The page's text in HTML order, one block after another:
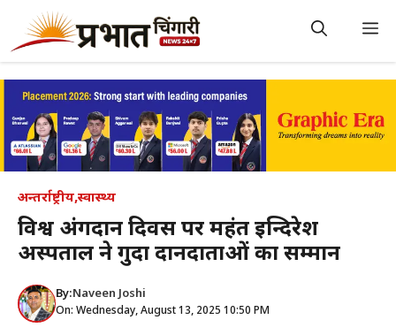
content
अन्तर्राष्ट्रीय,स्वास्थ्य
विश्व अंगदान दिवस पर महंत इन्दिरेश
अस्पताल ने गुर्दा दानदाताओं का सम्मान
By:Naveen Joshi
On: Wednesday, August 13, 2025 10:50 PM